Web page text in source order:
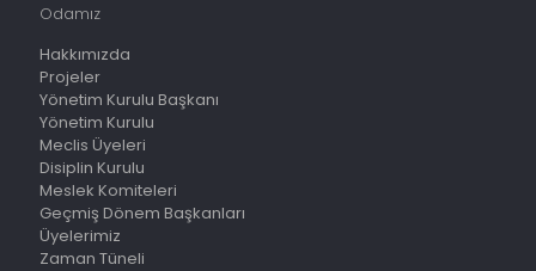
Odamız
Hakkımızda
Projeler
Yönetim Kurulu Başkanı
Yönetim Kurulu
Meclis Üyeleri
Disiplin Kurulu
Meslek Komiteleri
Geçmiş Dönem Başkanları
Üyelerimiz
Zaman Tüneli